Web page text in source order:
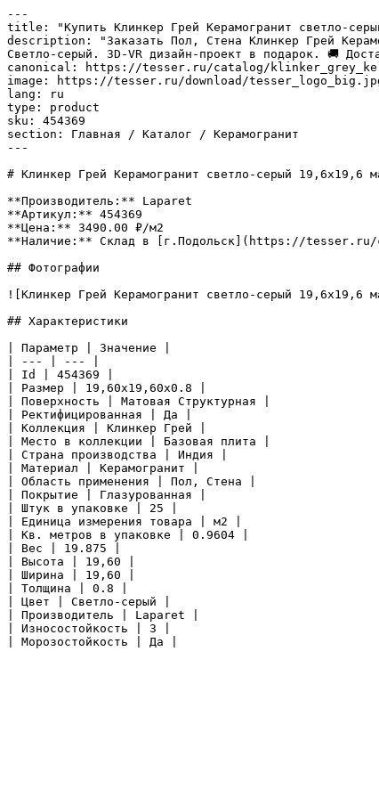
---
title: "Купить Клинкер Грей Керамогранит светло-
description: "Заказать Пол, Стена Клинкер Грей
Светло-серый. 3D-VR дизайн-проект в подарок. 🚚
canonical: https://tesser.ru/catalog/
image: https://tesser.ru/download/
lang: ru
type: product
sku: 454369
section: Главная / Каталог / Керамогранит
---
# Клинкер Грей Керамогранит светло-серый 19,6х19,6
**Производитель:** Laparet
**Артикул:** 454369
**Цена:** 3490.00 ₽/м2
**Наличие:** Склад в [г.Подольск](https://tesser.ru/
## Фотографии
![Клинкер Грей Керамогранит светло-серый
## Характеристики
| Параметр | Значение |
| --- | --- |
| Id | 454369 |
| Размер | 19,60x19,60x0.8 |
| Поверхность | Матовая Структурная |
| Ректифицированная | Да |
| Коллекция | Клинкер Грей |
| Место в коллекции | Базовая плита |
| Страна производства | Индия |
| Материал | Керамогранит |
| Область применения | Пол, Стена |
| Покрытие | Глазурованная |
| Штук в упаковке | 25 |
| Единица измерения товара | м2 |
| Кв. метров в упаковке | 0.9604 |
| Вес | 19.875 |
| Высота | 19,60 |
| Ширина | 19,60 |
| Толщина | 0.8 |
| Цвет | Светло-серый |
| Производитель | Laparet |
| Износостойкость | 3 |
| Морозостойкость | Да |